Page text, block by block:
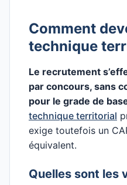
Comment
technique
Le recrutement
par concours, sans
pour le grade de
technique territorial
exige toutefois un
équivalent.
Quelles sont les